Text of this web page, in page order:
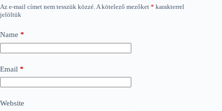
Az e-mail címet nem tesszük közzé.A kötelező mezőket * karakterrel
jelöltük
Name *
Email *
Website